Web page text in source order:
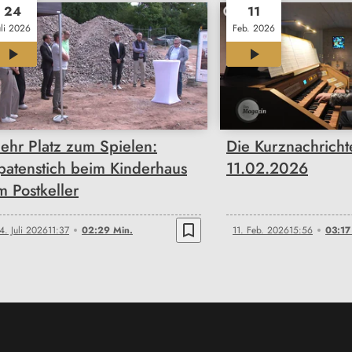
24
2026
02:29
Platz zum Spielen:
beim Kinderhaus
Postkeller
Juli 202611:37 02:29 Min. bookmark_border
11
Feb. 2026
03:17
Die
11.02.2026
11. Feb. 202615:56